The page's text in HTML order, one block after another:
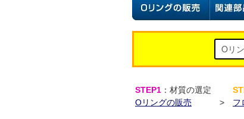
STEP1 ：材質の選定
Oリングの販売
>
フ